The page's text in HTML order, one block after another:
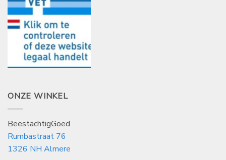
ONZE WINKEL
BeestachtigGoed
Rumbastraat 76
1326 NH Almere